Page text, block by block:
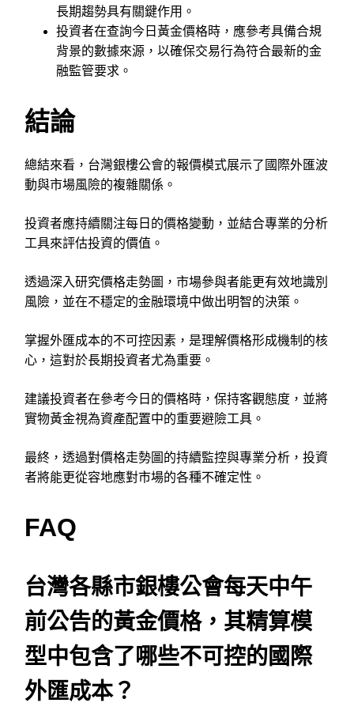
長期趨勢具有關鍵作用。
投資者在查詢今日黃金價格時，應參考具備合規
背景的數據來源，以確保交易行為符合最新的金
融監管要求。
結論
總結來看，台灣銀樓公會的報價模式展示了國際外匯波
動與市場風險的複雜關係。
投資者應持續關注每日的價格變動，並結合專業的分析
工具來評估投資的價值。
透過深入研究價格走勢圖，市場參與者能更有效地識別
風險，並在不穩定的金融環境中做出明智的決策。
掌握外匯成本的不可控因素，是理解價格形成機制的核
心，這對於長期投資者尤為重要。
建議投資者在參考今日的價格時，保持客觀態度，並將
實物黃金視為資產配置中的重要避險工具。
最終，透過對價格走勢圖的持續監控與專業分析，投資
者將能更從容地應對市場的各種不確定性。
FAQ
台灣各縣市銀樓公會每天中午
前公告的黃金價格，其精算模
型中包含了哪些不可控的國際
外匯成本？